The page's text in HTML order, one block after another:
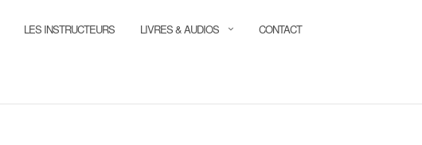
LES INSTRUCTEURS LIVRES & AUDIOS CONTACT